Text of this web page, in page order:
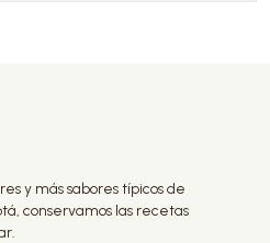
y más sabores típicos de
conservamos las recetas